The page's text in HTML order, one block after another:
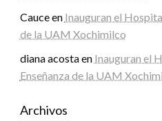
Cauceen Inauguran el
de la UAM Xochimilco
diana acostaen Inauguran el
Enseñanza de la UAM
Archivos